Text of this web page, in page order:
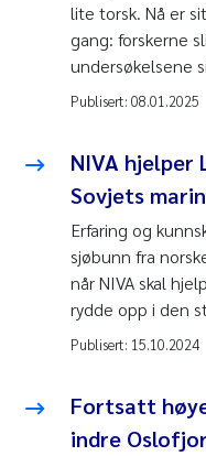
lite torsk. Nå er
gang: forskerne
undersøkelsene
Publisert: 08.01.2025
NIVA
Sovjets
Erfaring og
sjøbunn fra
når NIVA skal
rydde opp i den
Publisert: 15.10.2024
Fortsatt
indre